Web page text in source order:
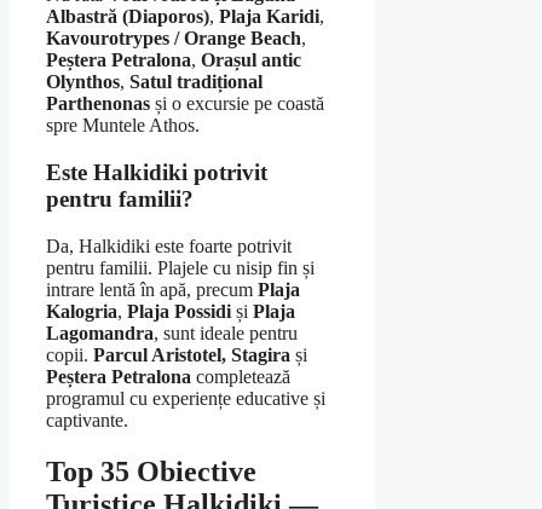
Albastră (Diaporos), Plaja Karidi,
Kavourotrypes / Orange Beach,
Peștera Petralona, Orașul antic
Olynthos, Satul tradițional
Parthenonas și o excursie pe coastă
spre Muntele Athos.
Este Halkidiki potrivit
pentru familii?
Da, Halkidiki este foarte potrivit
pentru familii. Plajele cu nisip fin și
intrare lentă în apă, precum Plaja
Kalogria, Plaja Possidi și Plaja
Lagomandra, sunt ideale pentru
copii. Parcul Aristotel, Stagira și
Peștera Petralona completează
programul cu experiențe educative și
captivante.
Top 35 Obiective